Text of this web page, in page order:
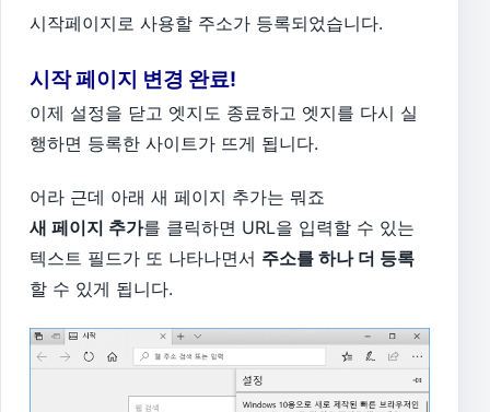
시작페이지로 사용할 주소가 등록되었습니다.
시작 페이지 변경 완료!
이제 설정을 닫고 엣지도 종료하고 엣지를 다시 실
행하면 등록한 사이트가 뜨게 됩니다.
어라 근데 아래 새 페이지 추가는 뭐죠
새 페이지 추가를 클릭하면 URL을 입력할 수 있는
텍스트 필드가 또 나타나면서 주소를 하나 더 등록
할 수 있게 됩니다.